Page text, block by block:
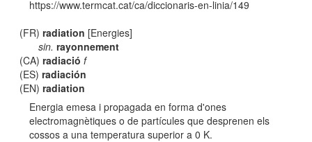
https://www.termcat.cat/ca/diccionaris-en-linia/149
(FR)radiation [Energies]
sin. rayonnement
(CA)radiació f
(ES)radiación
(EN)radiation
Energia emesa i propagada en forma d'ones
electromagnètiques o de partícules que desprenen els
cossos a una temperatura superior a 0 K.